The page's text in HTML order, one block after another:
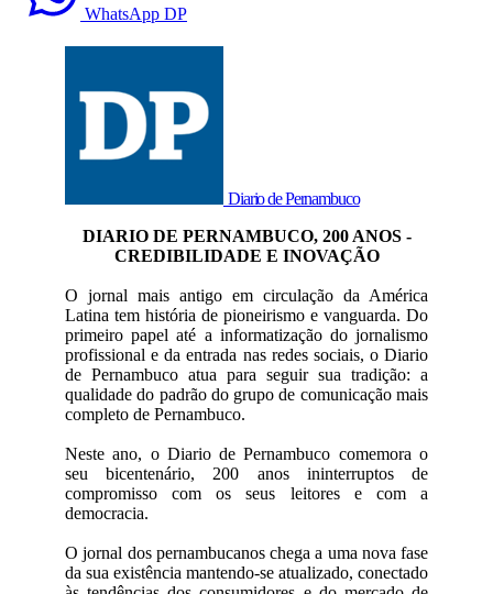
WhatsApp DP
Diario de Pernambuco
DIARIO DE PERNAMBUCO, 200 ANOS -
CREDIBILIDADE E INOVAÇÃO
O jornal mais antigo em circulação da América
Latina tem história de pioneirismo e vanguarda. Do
primeiro papel até a informatização do jornalismo
profissional e da entrada nas redes sociais, o Diario
de Pernambuco atua para seguir sua tradição: a
qualidade do padrão do grupo de comunicação mais
completo de Pernambuco.
Neste ano, o Diario de Pernambuco comemora o
seu bicentenário, 200 anos ininterruptos de
compromisso com os seus leitores e com a
democracia.
O jornal dos pernambucanos chega a uma nova fase
da sua existência mantendo-se atualizado, conectado